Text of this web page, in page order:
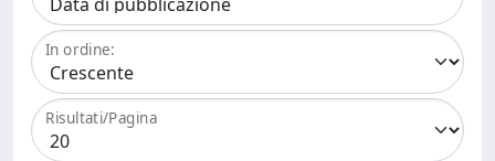
In ordine:
Risultati/Pagina